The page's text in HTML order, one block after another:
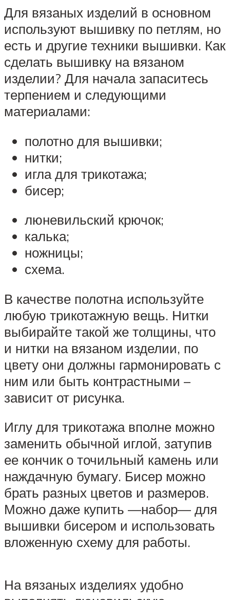
Для вязаных изделий в основном
используют вышивку по петлям, но
есть и другие техники вышивки. Как
сделать вышивку на вязаном
изделии? Для начала запаситесь
терпением и следующими
материалами:
полотно для вышивки;
нитки;
игла для трикотажа;
бисер;
люневильский крючок;
калька;
ножницы;
схема.
В качестве полотна используйте
любую трикотажную вещь. Нитки
выбирайте такой же толщины, что
и нитки на вязаном изделии, по
цвету они должны гармонировать с
ним или быть контрастными –
зависит от рисунка.
Иглу для трикотажа вполне можно
заменить обычной иглой, затупив
ее кончик о точильный камень или
наждачную бумагу. Бисер можно
брать разных цветов и размеров.
Можно даже купить —набор— для
вышивки бисером и использовать
вложенную схему для работы.
На вязаных изделиях удобно